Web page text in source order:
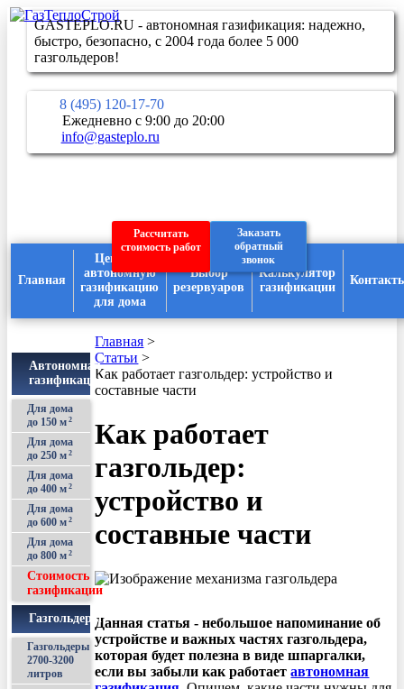
Рассчитать
стоимость работ
Заказать
обратный
звонок
GASTEPLO.RU - автономная газификация: надежно,
быстро, безопасно, с 2004 года более 5 000
газгольдеров!
8 (495) 120-17-70
Ежедневно с 9:00 до 20:00
info@gasteplo.ru
Главная
Цены на
автономную
газификацию
для дома
Выбор
резервуаров
Калькулятор
газификации
Автономная
газификация
Для дома
до 150 м 2
Для дома
до 250 м 2
Для дома
до 400 м 2
Для дома
до 600 м 2
Для дома
до 800 м 2
Стоимость
газификации
Газгольдеры
Газгольдеры
2700-3200
литров
Главная >
Статьи >
Как работает газгольдер: устройство и
составные части
Как работает
газгольдер:
устройство и
составные части
Данная статья - небольшое напоминание об
устройстве и важных частях газгольдера,
которая будет полезна в виде шпаргалки,
если вы забыли как работаетавтономная